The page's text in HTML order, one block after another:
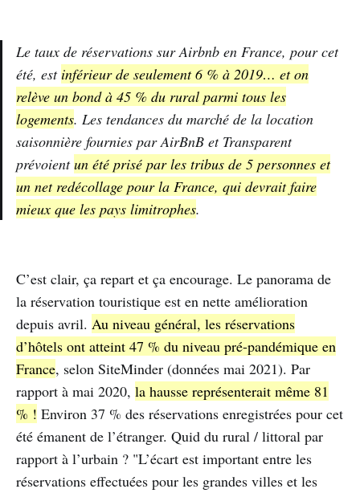
Le taux de réservations sur Airbnb en France, pour cet
été, est inférieur de seulement 6 % à 2019… et on
relève un bond à 45 % du rural parmi tous les
logements. Les tendances du marché de la location
saisonnière fournies par AirBnB et Transparent
prévoientun été prisé par les tribus de 5 personnes et
un net redécollage pour la France, qui devrait faire
mieux que les pays limitrophes.
C’est clair, ça repart et ça encourage. Le panorama de
la réservation touristique est en nette amélioration
depuis avril. Au niveau général, les réservations
d’hôtels ont atteint 47 % du niveau pré-pandémique en
France, selon SiteMinder (données mai 2021). Par
rapport à mai 2020, la hausse représenterait même 81
% ! Environ 37 % des réservations enregistrées pour cet
été émanent de l’étranger. Quid du rural / littoral par
rapport à l’urbain ? "L’écart est important entre les
réservations effectuées pour les grandes villes et les